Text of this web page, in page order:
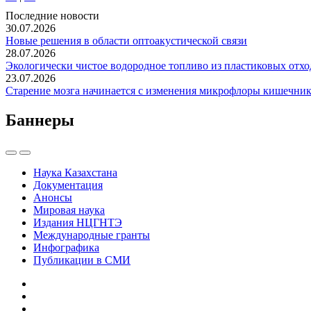
Последние новости
30.07.2026
Новые решения в области оптоакустической связи
28.07.2026
Экологически чистое водородное топливо из пластиковых
23.07.2026
Старение мозга начинается с изменения микрофлоры
Баннеры
Наука Казахстана
Документация
Анонсы
Мировая наука
Издания НЦГНТЭ
Международные гранты
Инфографика
Публикации в СМИ